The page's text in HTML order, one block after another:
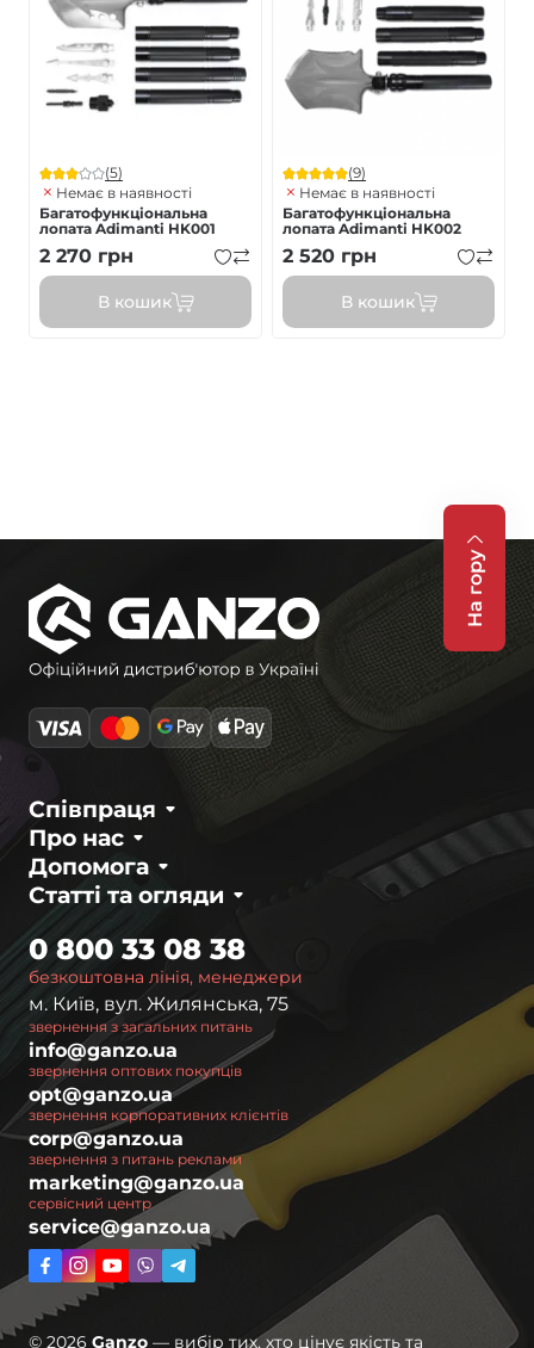
(5)
Немає в наявності
Багатофункціональна
лопата Adimanti HK001
2 270 грн
В кошик
(9)
Немає в наявності
Багатофункціональна
лопата Adimanti HK002
2 520 грн
В кошик
На гору
Про нас
Співпраця
Статті та огляди
Допомога
безкоштовна лінія, менеджери
0 800 33 08 38
м. Київ, вул. Жилянська, 75
звернення з загальних питань
info@ganzo.ua
звернення оптових покупців
opt@ganzo.ua
звернення корпоративних клієнтів
corp@ganzo.ua
звернення з питань реклами
marketing@ganzo.ua
сервісний центр
service@ganzo.ua
© 2026 Ganzo — вибір тих, хто цінує якість та